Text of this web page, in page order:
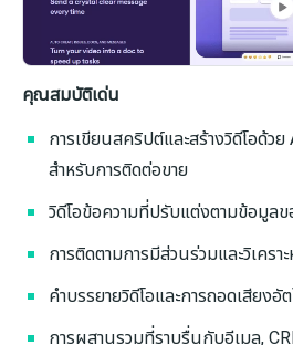
คุณสมบัติเด่น
การเขียนสคริปต์และสร้างวิดีโอด้
สำหรับการติดต่อขาย
วิดีโอข้อความที่ปรับแต่งตามข้อมูล
การติดตามการมีส่วนร่วมและวิเคร
คำบรรยายวิดีโอและการถอดเสียงอั
การผสานรวมที่ราบรื่นกับอีเมล,